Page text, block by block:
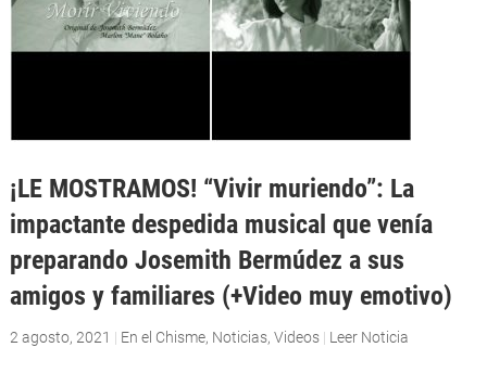
¡LE MOSTRAMOS! “Vivir muriendo”: La
impactante despedida musical que venía
preparando Josemith Bermúdez a sus
amigos y familiares (+Video muy emotivo)
2 agosto, 2021 | En el Chisme, Noticias, Videos | Leer Noticia